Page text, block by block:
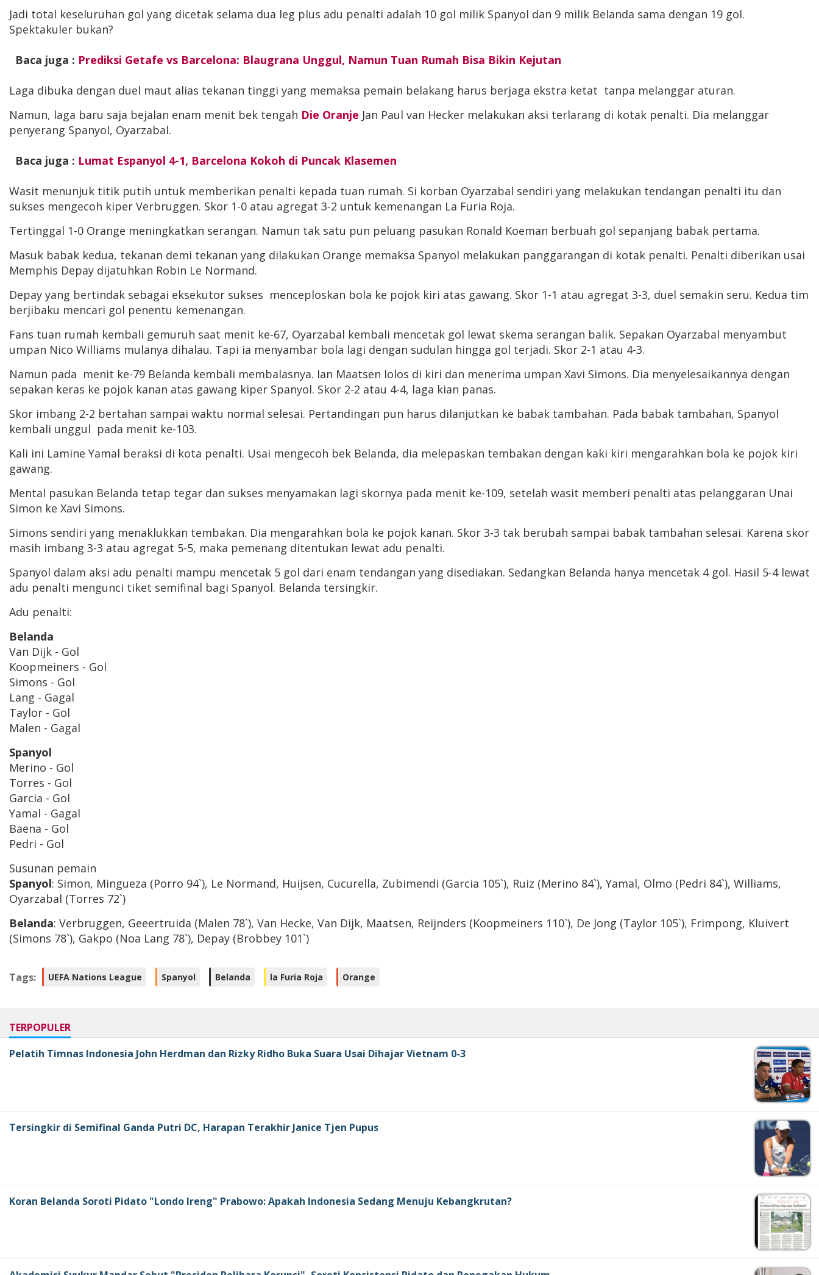
Jadi total keseluruhan gol yang dicetak selama dua leg plus adu penalti adalah 10 gol milik Spanyol dan 9 milik Belanda sama dengan 19 gol.
Spektakuler bukan?
Baca juga : Prediksi Getafe vs Barcelona: Blaugrana Unggul, Namun Tuan Rumah Bisa Bikin Kejutan
Laga dibuka dengan duel maut alias tekanan tinggi yang memaksa pemain belakang harus berjaga ekstra ketat tanpa melanggar aturan.
Namun, laga baru saja bejalan enam menit bek tengah Die Oranje Jan Paul van Hecker melakukan aksi terlarang di kotak penalti. Dia melanggar
penyerang Spanyol, Oyarzabal.
Baca juga : Lumat Espanyol 4-1, Barcelona Kokoh di Puncak Klasemen
Wasit menunjuk titik putih untuk memberikan penalti kepada tuan rumah. Si korban Oyarzabal sendiri yang melakukan tendangan penalti itu dan
sukses mengecoh kiper Verbruggen. Skor 1-0 atau agregat 3-2 untuk kemenangan La Furia Roja.
Tertinggal 1-0 Orange meningkatkan serangan. Namun tak satu pun peluang pasukan Ronald Koeman berbuah gol sepanjang babak pertama.
Masuk babak kedua, tekanan demi tekanan yang dilakukan Orange memaksa Spanyol melakukan panggarangan di kotak penalti. Penalti diberikan usai
Memphis Depay dijatuhkan Robin Le Normand.
Depay yang bertindak sebagai eksekutor sukses menceploskan bola ke pojok kiri atas gawang. Skor 1-1 atau agregat 3-3, duel semakin seru. Kedua tim
berjibaku mencari gol penentu kemenangan.
Fans tuan rumah kembali gemuruh saat menit ke-67, Oyarzabal kembali mencetak gol lewat skema serangan balik. Sepakan Oyarzabal menyambut
umpan Nico Williams mulanya dihalau. Tapi ia menyambar bola lagi dengan sudulan hingga gol terjadi. Skor 2-1 atau 4-3.
Namun pada menit ke-79 Belanda kembali membalasnya. Ian Maatsen lolos di kiri dan menerima umpan Xavi Simons. Dia menyelesaikannya dengan
sepakan keras ke pojok kanan atas gawang kiper Spanyol. Skor 2-2 atau 4-4, laga kian panas.
Skor imbang 2-2 bertahan sampai waktu normal selesai. Pertandingan pun harus dilanjutkan ke babak tambahan. Pada babak tambahan, Spanyol
kembali unggul pada menit ke-103.
Kali ini Lamine Yamal beraksi di kota penalti. Usai mengecoh bek Belanda, dia melepaskan tembakan dengan kaki kiri mengarahkan bola ke pojok kiri
gawang.
Mental pasukan Belanda tetap tegar dan sukses menyamakan lagi skornya pada menit ke-109, setelah wasit memberi penalti atas pelanggaran Unai
Simon ke Xavi Simons.
Simons sendiri yang menaklukkan tembakan. Dia mengarahkan bola ke pojok kanan. Skor 3-3 tak berubah sampai babak tambahan selesai. Karena skor
masih imbang 3-3 atau agregat 5-5, maka pemenang ditentukan lewat adu penalti.
Spanyol dalam aksi adu penalti mampu mencetak 5 gol dari enam tendangan yang disediakan. Sedangkan Belanda hanya mencetak 4 gol. Hasil 5-4 lewat
adu penalti mengunci tiket semifinal bagi Spanyol. Belanda tersingkir.
Adu penalti:
Belanda
Van Dijk - Gol
Koopmeiners - Gol
Simons - Gol
Lang - Gagal
Taylor - Gol
Malen - Gagal
Spanyol
Merino - Gol
Torres - Gol
Garcia - Gol
Yamal - Gagal
Baena - Gol
Pedri - Gol
Susunan pemain
Spanyol: Simon, Mingueza (Porro 94`), Le Normand, Huijsen, Cucurella, Zubimendi (Garcia 105`), Ruiz (Merino 84`), Yamal, Olmo (Pedri 84`), Williams,
Oyarzabal (Torres 72`)
Belanda: Verbruggen, Geeertruida (Malen 78`), Van Hecke, Van Dijk, Maatsen, Reijnders (Koopmeiners 110`), De Jong (Taylor 105`), Frimpong, Kluivert
(Simons 78`), Gakpo (Noa Lang 78`), Depay (Brobbey 101`)
Tags: UEFA Nations League Spanyol Belanda la Furia Roja Orange
TERPOPULER
Pelatih Timnas Indonesia John Herdman dan Rizky Ridho Buka Suara Usai Dihajar Vietnam 0-3
Tersingkir di Semifinal Ganda Putri DC, Harapan Terakhir Janice Tjen Pupus
Koran Belanda Soroti Pidato "Londo Ireng" Prabowo: Apakah Indonesia Sedang Menuju Kebangkrutan?